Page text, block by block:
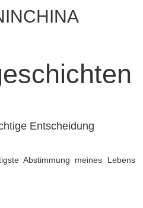
Entscheidung
Abstimmung meines Lebens